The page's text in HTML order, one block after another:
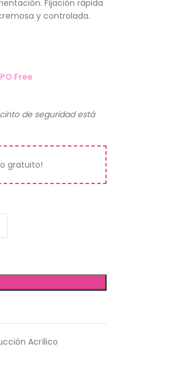
Fijación rápida
y controlada.
Free
de seguridad está
gratuito!
Acrílico